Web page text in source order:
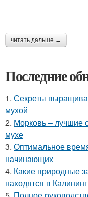
читать дальше →
Последние
1. Секреты
мухой
2. Морковь – лучшие
мухе
3. Оптимальное
начинающих
4. Какие природные
находятся в